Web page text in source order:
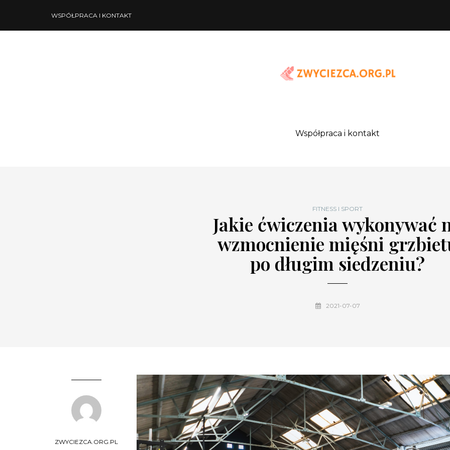
WSPÓŁPRACA I KONTAKT
Współpraca i kontakt
FITNESS I SPORT
Jakie ćwiczenia wykonywać
wzmocnienie mięśni
po długim siedzeniu?
2021-07-07
ZWYCIEZCA.ORG.PL